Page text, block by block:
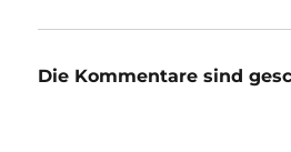
Die Kommentare sind